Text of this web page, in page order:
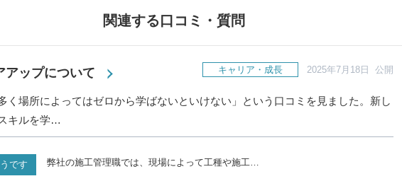
関連する口コミ・質問
アップについて キャリア・成長 2025年7月18日 公開
く場所によってはゼロから学ばないといけない」という口コミを見ました。新し
キルを学…
です 弊社の施工管理職では、現場によって工種や施工…